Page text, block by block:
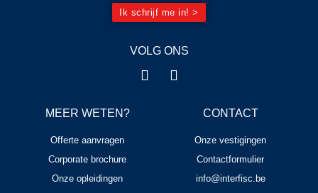
CONTACT
Onze vestigingen
Contactformulier
info@interfisc.be
MEER WETEN?
Offerte aanvragen
Corporate brochure
Onze opleidingen
VOLG ONS
Ik schrijf me in! >